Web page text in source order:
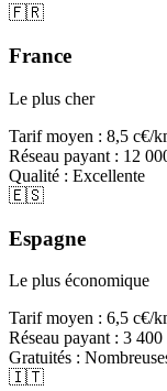
🇫🇷
France
Le plus cher
Tarif moyen : 8,5 c€/
Réseau payant : 12
Qualité : Excellente
🇪🇸
Espagne
Le plus économique
Tarif moyen : 6,5 c€/
Réseau payant : 3 400
Gratuités :
🇮🇹